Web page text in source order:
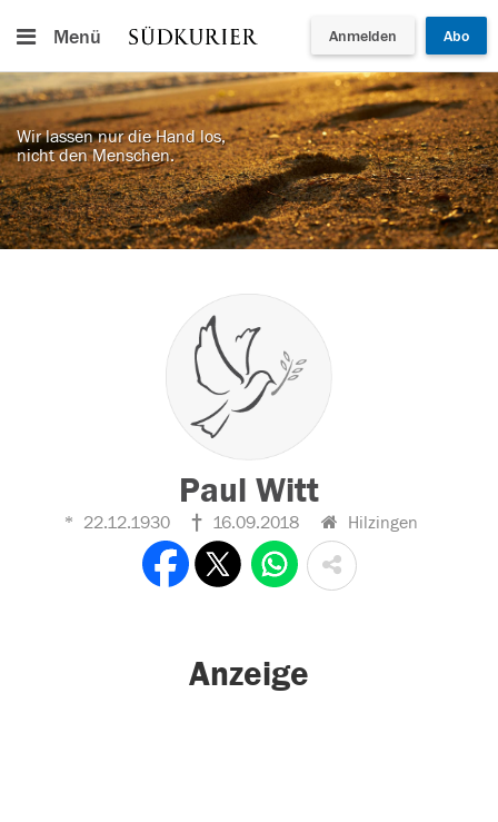
Menü Anmelden Abo
Wir lassen nur die Hand los,
nicht den Menschen.
Paul Witt
22.12.1930 16.09.2018 Hilzingen
Anzeige